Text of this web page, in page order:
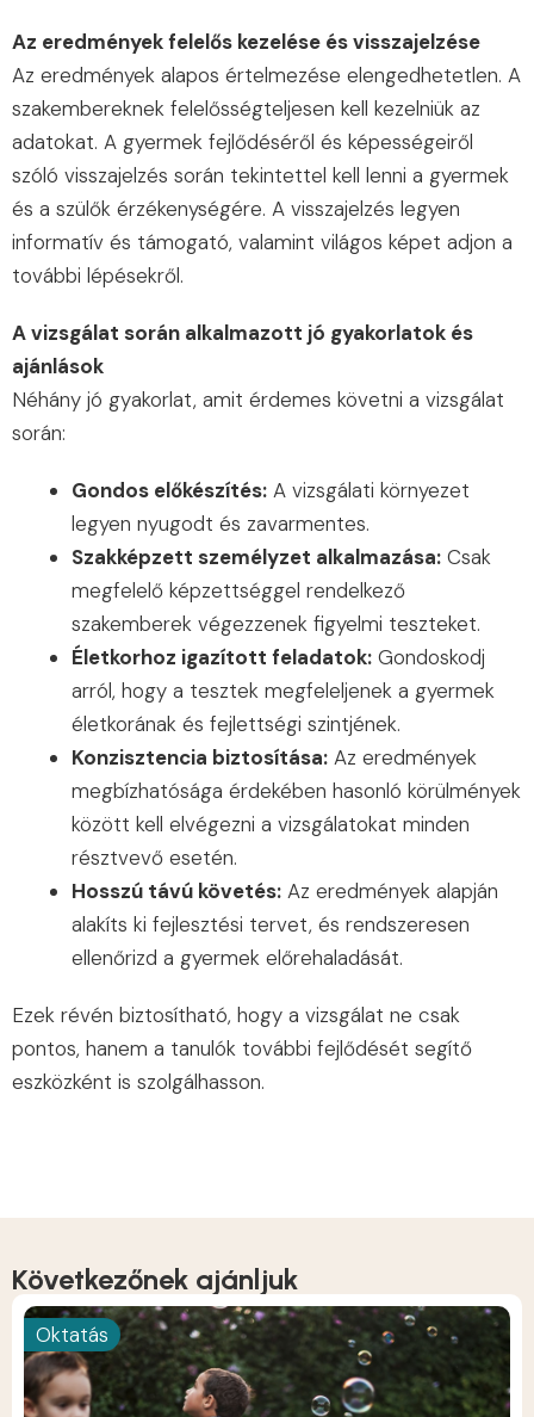
Az eredmények felelős kezelése és visszajelzése
Az eredmények alapos értelmezése elengedhetetlen. A
szakembereknek felelősségteljesen kell kezelniük az
adatokat. A gyermek fejlődéséről és képességeiről
szóló visszajelzés során tekintettel kell lenni a gyermek
és a szülők érzékenységére. A visszajelzés legyen
informatív és támogató, valamint világos képet adjon a
további lépésekről.
A vizsgálat során alkalmazott jó gyakorlatok és
ajánlások
Néhány jó gyakorlat, amit érdemes követni a vizsgálat
során:
Gondos előkészítés: A vizsgálati környezet
legyen nyugodt és zavarmentes.
Szakképzett személyzet alkalmazása: Csak
megfelelő képzettséggel rendelkező
szakemberek végezzenek figyelmi teszteket.
Életkorhoz igazított feladatok: Gondoskodj
arról, hogy a tesztek megfeleljenek a gyermek
életkorának és fejlettségi szintjének.
Konzisztencia biztosítása: Az eredmények
megbízhatósága érdekében hasonló körülmények
között kell elvégezni a vizsgálatokat minden
résztvevő esetén.
Hosszú távú követés: Az eredmények alapján
alakíts ki fejlesztési tervet, és rendszeresen
ellenőrizd a gyermek előrehaladását.
Ezek révén biztosítható, hogy a vizsgálat ne csak
pontos, hanem a tanulók további fejlődését segítő
eszközként is szolgálhasson.
Következőnek ajánljuk
Oktatás